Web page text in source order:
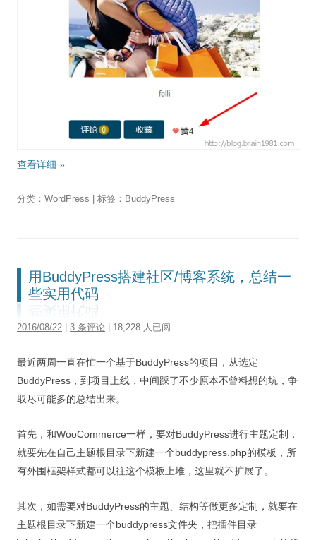
查看详细 »
分类： WordPress | 标签： BuddyPress
用BuddyPress搭建社区/博客系统，总结一
些实用代码
2016/08/22 3 条评论 | 18,228 人已阅
最近两周一直在忙一个基于BuddyPress的项目，从选定
BuddyPress，到项目上线，中间踩了不少原本不曾料想的坑，争
取尽可能多的总结出来。
首先，和WooCommerce一样，要对BuddyPress进行主题定制，
就要先在自己主题根目录下新建一个buddypress.php的模板，所
有外围框架样式都可以往这个模板上堆，这里就不扩展了。
其次，如需要对BuddyPress的主题、结构等做更多定制，就要在
主题根目录下新建一个buddypress文件夹，把插件目录